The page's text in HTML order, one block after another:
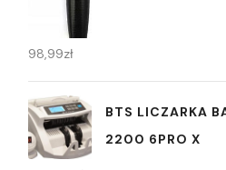
98,99zł
BTS LICZARKA
2200 6PRO X